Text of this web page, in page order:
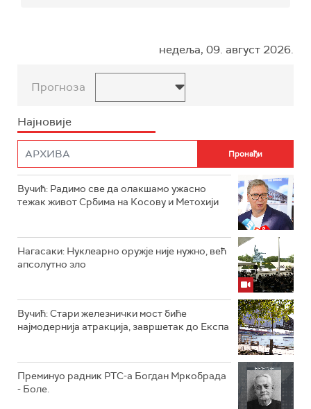
недеља, 09. август 2026.
Прогноза
Најновије
Вучић: Радимо све да олакшамо ужасно
тежак живот Србима на Косову и Метохији
Нагасаки: Нуклеарно оружје није нужно, већ
апсолутно зло
Вучић: Стари железнички мост биће
најмодернија атракција, завршетак до Експа
Преминуо радник РТС-а Богдан Мркобрада
- Боле.